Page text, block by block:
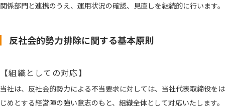
関係部門と連携のうえ、運用状況の確認、見直しを継続的に行います。
反社会的勢力排除に関する基本原則
【組織としての対応】
当社は、反社会的勢力による不当要求に対しては、当社代表取締役をは
じめとする経営陣の強い意志のもと、組織全体として対応いたします。